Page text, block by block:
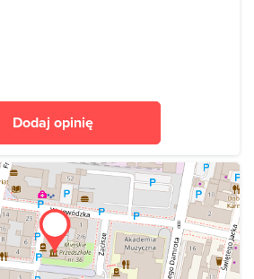
Dodaj opinię